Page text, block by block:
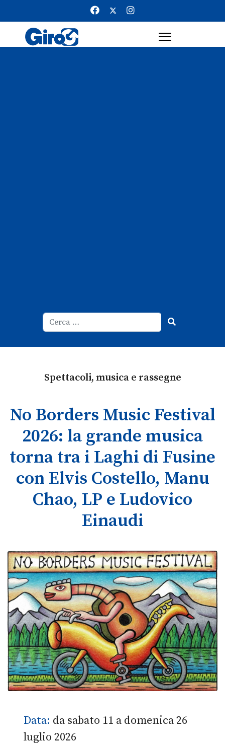
Spettacoli, musica e rassegne
No Borders Music Festival
2026: la grande musica
torna tra i Laghi di Fusine
con Elvis Costello, Manu
Chao, LP e Ludovico
Einaudi
Data: da sabato 11 a domenica 26
luglio 2026